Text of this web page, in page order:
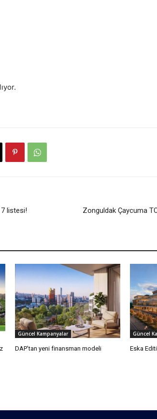
listesi! Zonguldak Çaycuma
Güncel Kampanyalar
DAP’tan yeni finansman modeli
Güncel
Eska